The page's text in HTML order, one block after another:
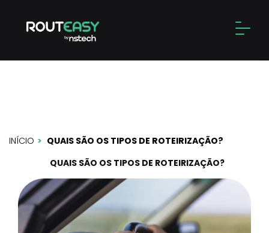
content
INÍCIO
QUAIS SÃO OS TIPOS DE ROTEIRIZAÇÃO?
QUAIS SÃO OS TIPOS DE ROTEIRIZAÇÃO?